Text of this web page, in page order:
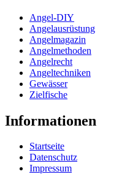
Angel-DIY
Angelausrüstung
Angelmagazin
Angelmethoden
Angelrecht
Angeltechniken
Gewässer
Zielfische
Informationen
Startseite
Datenschutz
Impressum